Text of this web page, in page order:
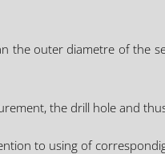
the outer diametre of the
the drill hole and
to using of